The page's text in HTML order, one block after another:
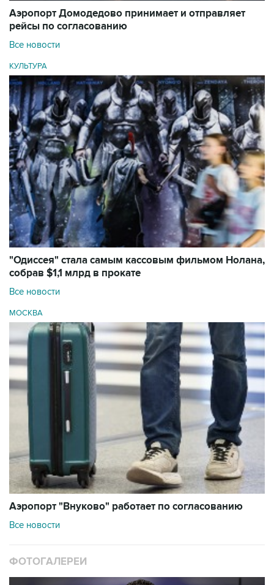
Аэропорт Домодедово принимает и отправляет
рейсы по согласованию
Все новости
КУЛЬТУРА
"Одиссея" стала самым кассовым фильмом Нолана,
собрав $1,1 млрд в прокате
Все новости
МОСКВА
Аэропорт "Внуково" работает по согласованию
Все новости
ФОТОГАЛЕРЕИ